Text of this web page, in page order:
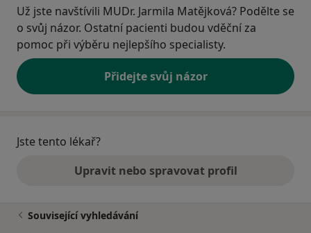
Už jste navštívili MUDr. Jarmila Matějková? Podělte se
o svůj názor. Ostatní pacienti budou vděční za
pomoc při výběru nejlepšího specialisty.
Přidejte svůj názor
Jste tento lékař?
Upravit nebo spravovat profil
Související vyhledávání